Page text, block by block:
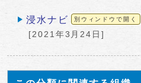
浸水ナビ 別ウィンドウで開く
[2021年3月24日]